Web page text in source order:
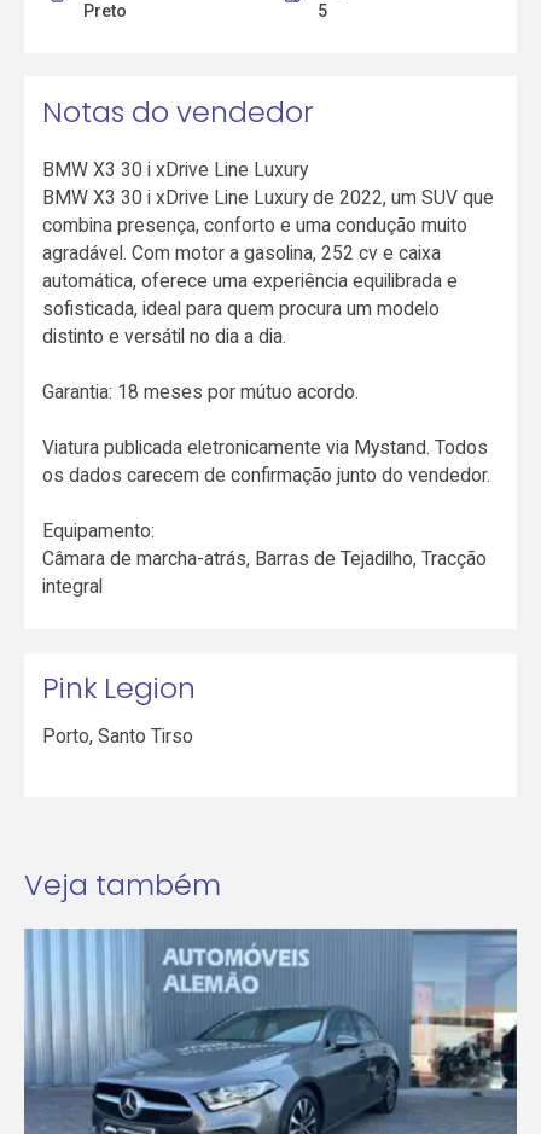
Preto
5
Notas do vendedor
BMW X3 30 i xDrive Line Luxury
BMW X3 30 i xDrive Line Luxury de 2022, um SUV que
combina presença, conforto e uma condução muito
agradável. Com motor a gasolina, 252 cv e caixa
automática, oferece uma experiência equilibrada e
sofisticada, ideal para quem procura um modelo
distinto e versátil no dia a dia.
Garantia: 18 meses por mútuo acordo.
Viatura publicada eletronicamente via Mystand. Todos
os dados carecem de confirmação junto do vendedor.
Equipamento:
Câmara de marcha-atrás, Barras de Tejadilho, Tracção
integral
Pink Legion
Porto,Santo Tirso
Veja também